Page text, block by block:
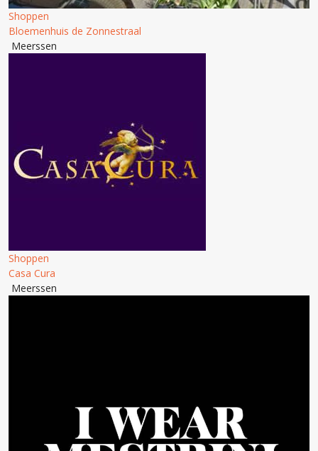
Shoppen
Bloemenhuis de Zonnestraal
Meerssen
Shoppen
Casa Cura
Meerssen